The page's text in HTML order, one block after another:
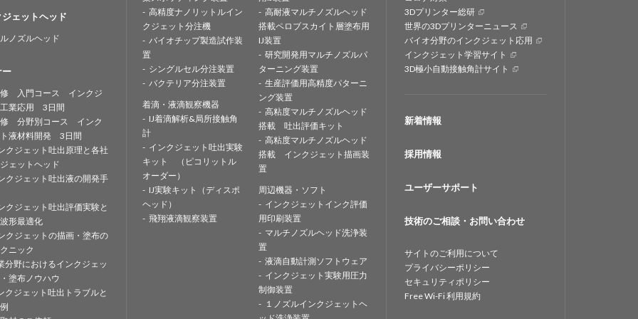
ェットヘッド
ノズルヘッド
ー
修 入門コース インクジ
業応用 3日間
修 分野別コース インク
液材料開発 3日間
ジェット吐出原理と各社
ェットヘッド
ジェット吐出液の開発手
ジェット吐出評価実験と
形最適化
ジェットの描画・塗布の
ニック
野におけるインクジェッ
塗布ノウハウ
ジェット吐出トラブルと
高精度ナノリットルイン
クジェット分注機
バイオチップ製造試作装
置
シングルセル分注装置
バクテリア分注装置
着滴・液滴観察機器
IJ着滴解析&局所接触角
計
インクジェット吐出実験
キット （ピコリットル
オーダー）
IJ実験キット（ディスポ
ヘッド）
飛翔液滴観察装置
高耐液マルチノズルヘッド
搭載ペロブスカイト層塗布用
IJ装置
研究開発用マルチノズルパ
ターニング装置
生産評価用高精度パターニ
ング装置
高粘度マルチノズルヘッド
搭載 吐出評価キット
高粘度マルチノズルヘッド
搭載 インクジェット描画装
置
周辺機器・ソフト
インクジェットインク評価
用印刷装置
マルチノズルヘッド洗浄装
置
液滴自動計測ソフトウェア
インクジェット実験用圧力
制御装置
１ノズルインクジェットヘ
3Dプリンター総研
世界の3Dプリンターニュース
バイオ分野のインクジェット応用
インクジェット学習サイト
3D極小自動接触角計サイト
新着情報
採用情報
ユーザーサポート
技術のご相談・お問い合わせ
サイトのご利用について
プライバシーポリシー
セキュリティポリシー
Free Wi-Fi 利用規約